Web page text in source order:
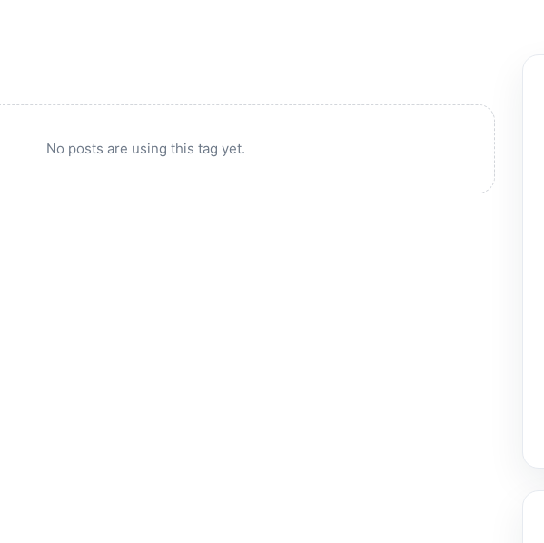
No posts are using this tag yet.